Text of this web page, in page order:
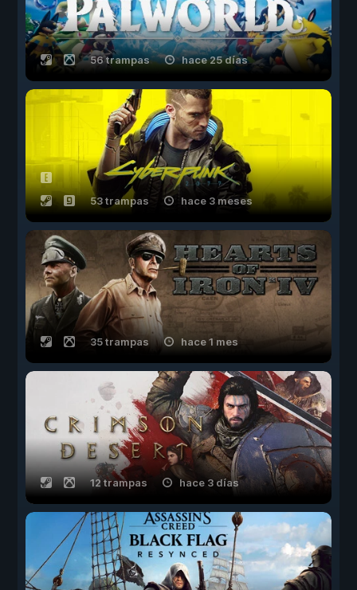
56 trampas hace 25 días
53 trampas hace 3 meses
35 trampas hace 1 mes
12 trampas hace 3 días